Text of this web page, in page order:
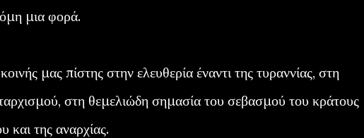
μια φορά.
μας πίστης στην ελευθερία έναντι της τυραννίας, στη
στη θεμελιώδη σημασία του σεβασμού του κράτους
και της αναρχίας.